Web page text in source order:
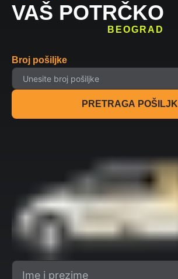
VAŠ POTRČKO
BEOGRAD
Broj pošiljke
PRETRAGA POŠILJKI